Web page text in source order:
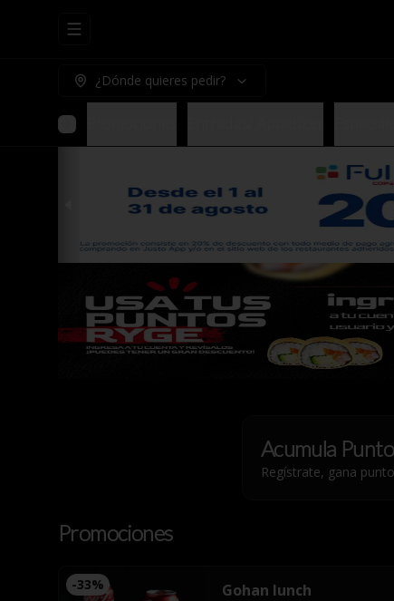
Abrir menu de navegación
¿Dónde quieres pedir?
Acumula
Regístrate, gana
Promociones
-33% Gohan lunch